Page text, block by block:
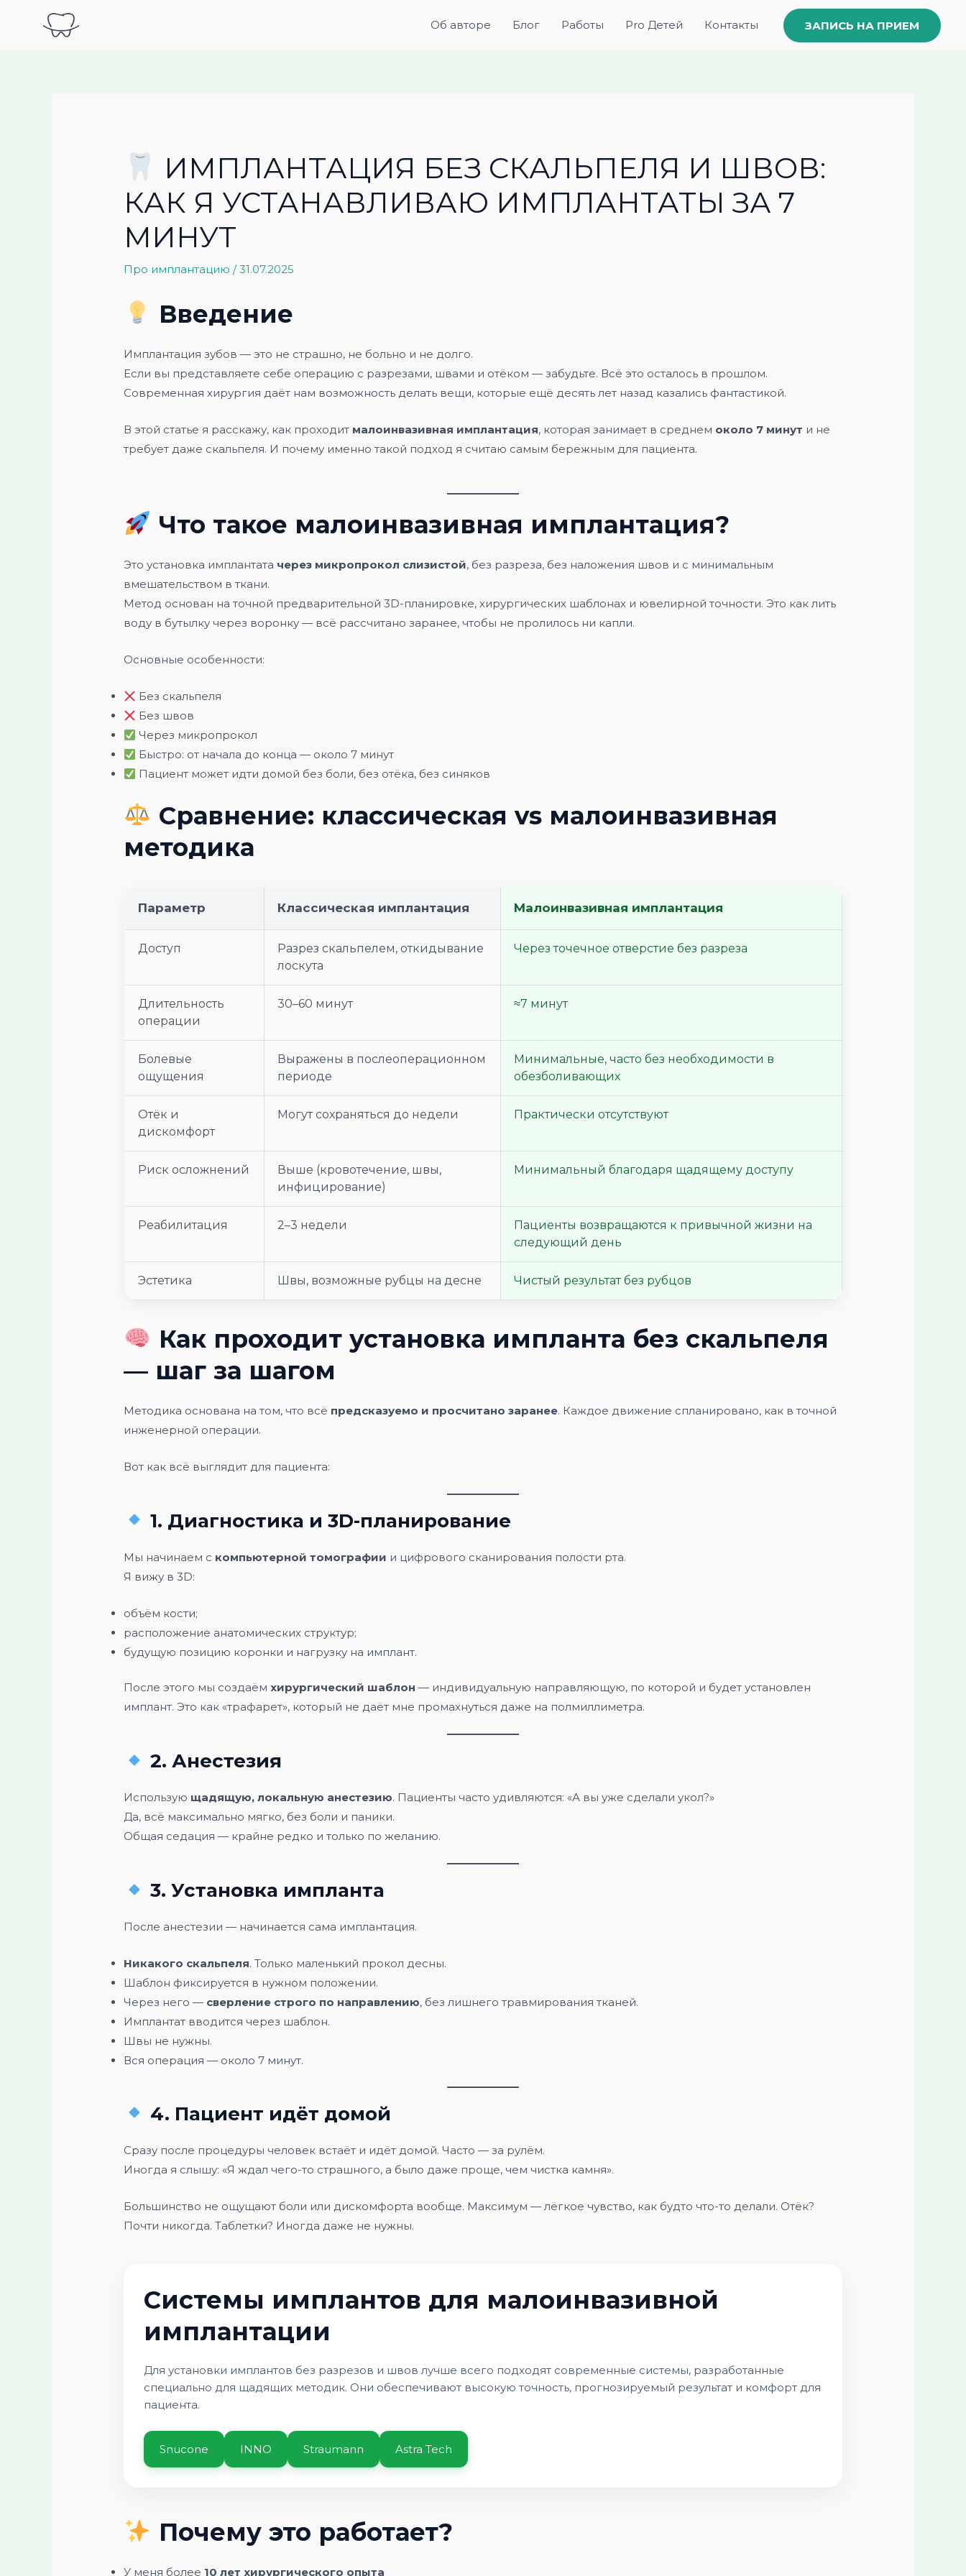
Об авторе Блог Работы Pro Детей Контакты ЗАПИСЬ НА ПРИЕМ
ИМПЛАНТАЦИЯ БЕЗ СКАЛЬПЕЛЯ И ШВОВ:
КАК Я УСТАНАВЛИВАЮ ИМПЛАНТАТЫ ЗА 7
МИНУТ
Про имплантацию /31.07.2025
Введение
Имплантация зубов — это не страшно, не больно и не долго.
Если вы представляете себе операцию с разрезами, швами и отёком — забудьте. Всё это осталось в прошлом.
Современная хирургия даёт нам возможность делать вещи, которые ещё десять лет назад казались фантастикой.
В этой статье я расскажу, как проходит малоинвазивная имплантация, которая занимает в среднем около 7 минут и не
требует даже скальпеля. И почему именно такой подход я считаю самым бережным для пациента.
Что такое малоинвазивная имплантация?
Это установка имплантата через микропрокол слизистой, без разреза, без наложения швов и с минимальным
вмешательством в ткани.
Метод основан на точной предварительной 3D-планировке, хирургических шаблонах и ювелирной точности. Это как лить
воду в бутылку через воронку — всё рассчитано заранее, чтобы не пролилось ни капли.
Основные особенности:
Без скальпеля
Без швов
Через микропрокол
Быстро: от начала до конца — около 7 минут
Пациент может идти домой без боли, без отёка, без синяков
Сравнение: классическая vs малоинвазивная
методика
Параметр Классическая имплантация Малоинвазивная имплантация
Доступ
Разрез скальпелем, откидывание
лоскута
Через точечное отверстие без разреза
Длительность
операции
30–60 минут ≈7 минут
Болевые
ощущения
Выражены в послеоперационном
периоде
Минимальные, часто без необходимости в
обезболивающих
Отёк и
дискомфорт
Могут сохраняться до недели Практически отсутствуют
Риск осложнений
Выше (кровотечение, швы,
инфицирование)
Минимальный благодаря щадящему доступу
Реабилитация 2–3 недели
Пациенты возвращаются к привычной жизни на
следующий день
Эстетика Швы, возможные рубцы на десне Чистый результат без рубцов
Как проходит установка импланта без скальпеля
— шаг за шагом
Методика основана на том, что всё предсказуемо и просчитано заранее. Каждое движение спланировано, как в точной
инженерной операции.
Вот как всё выглядит для пациента:
1. Диагностика и 3D-планирование
Мы начинаем с компьютерной томографии и цифрового сканирования полости рта.
Я вижу в 3D:
объём кости;
расположение анатомических структур;
будущую позицию коронки и нагрузку на имплант.
После этого мы создаёмхирургический шаблон — индивидуальную направляющую, по которой и будет установлен
имплант. Это как «трафарет», который не даёт мне промахнуться даже на полмиллиметра.
2. Анестезия
Использую щадящую, локальную анестезию. Пациенты часто удивляются: «А вы уже сделали укол?»
Да, всё максимально мягко, без боли и паники.
Общая седация — крайне редко и только по желанию.
3. Установка импланта
После анестезии — начинается сама имплантация.
Никакого скальпеля. Только маленький прокол десны.
Шаблон фиксируется в нужном положении.
Через него — сверление строго по направлению, без лишнего травмирования тканей.
Имплантат вводится через шаблон.
Швы не нужны.
Вся операция — около 7 минут.
4. Пациент идёт домой
Сразу после процедуры человек встаёт и идёт домой. Часто — за рулём.
Иногда я слышу: «Я ждал чего-то страшного, а было даже проще, чем чистка камня».
Большинство не ощущают боли или дискомфорта вообще. Максимум — лёгкое чувство, как будто что-то делали. Отёк?
Почти никогда. Таблетки? Иногда даже не нужны.
Системы имплантов для малоинвазивной
имплантации
Для установки имплантов без разрезов и швов лучше всего подходят современные системы, разработанные
специально для щадящих методик. Они обеспечивают высокую точность, прогнозируемый результат и комфорт для
пациента.
Snucone INNO Straumann Astra Tech
Почему это работает?
У меня более 10 лет хирургического опыта